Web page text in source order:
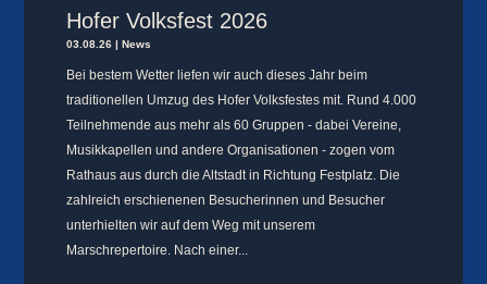
Hofer Volksfest 2026
03.08.26 |News
Bei bestem Wetter liefen wir auch dieses Jahr beim
traditionellen Umzug des Hofer Volksfestes mit. Rund 4.000
Teilnehmende aus mehr als 60 Gruppen - dabei Vereine,
Musikkapellen und andere Organisationen - zogen vom
Rathaus aus durch die Altstadt in Richtung Festplatz. Die
zahlreich erschienenen Besucherinnen und Besucher
unterhielten wir auf dem Weg mit unserem
Marschrepertoire. Nach einer...